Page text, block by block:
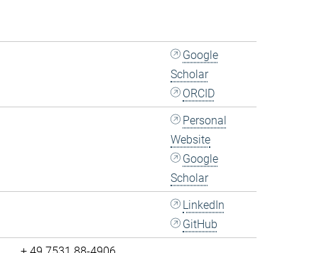
Google
Scholar
ORCID
Personal
Website
Google
Scholar
LinkedIn
GitHub